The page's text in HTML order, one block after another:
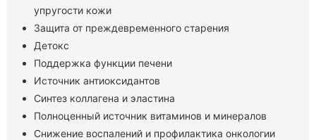
упругости кожи
Защита от преждевременного старения
Детокс
Поддержка функции печени
Источник антиоксидантов
Синтез коллагена и эластина
Полноценный источник витаминов и минералов
Снижение воспалений и профилактика онкологии